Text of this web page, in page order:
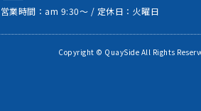
営業時間：am 9:30～ / 定休日：火曜日
Copyright © QuaySide All Rights